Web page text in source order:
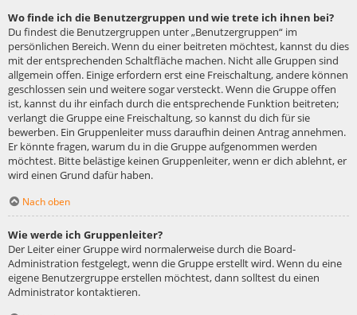
Wo finde ich die Benutzergruppen und wie trete ich ihnen bei?
Du findest die Benutzergruppen unter „Benutzergruppen“ im
persönlichen Bereich. Wenn du einer beitreten möchtest, kannst du dies
mit der entsprechenden Schaltfläche machen. Nicht alle Gruppen sind
allgemein offen. Einige erfordern erst eine Freischaltung, andere können
geschlossen sein und weitere sogar versteckt. Wenn die Gruppe offen
ist, kannst du ihr einfach durch die entsprechende Funktion beitreten;
verlangt die Gruppe eine Freischaltung, so kannst du dich für sie
bewerben. Ein Gruppenleiter muss daraufhin deinen Antrag annehmen.
Er könnte fragen, warum du in die Gruppe aufgenommen werden
möchtest. Bitte belästige keinen Gruppenleiter, wenn er dich ablehnt, er
wird einen Grund dafür haben.
Nach oben
Wie werde ich Gruppenleiter?
Der Leiter einer Gruppe wird normalerweise durch die Board-
Administration festgelegt, wenn die Gruppe erstellt wird. Wenn du eine
eigene Benutzergruppe erstellen möchtest, dann solltest du einen
Administrator kontaktieren.